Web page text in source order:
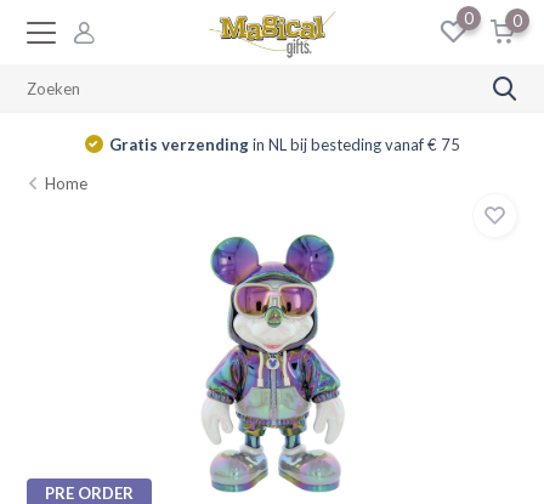
0 0
Gratis verzendingin NL bij besteding vanaf € 75
Home
PRE ORDER